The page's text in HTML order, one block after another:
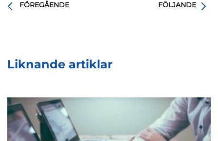
FÖREGÅENDE FÖLJANDE
Liknande artiklar